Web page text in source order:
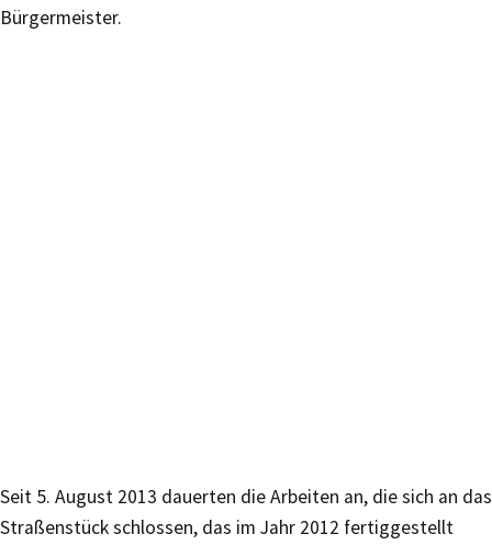
Bürgermeister.
Seit 5. August 2013 dauerten die Arbeiten an, die sich an das
Straßenstück schlossen, das im Jahr 2012 fertiggestellt